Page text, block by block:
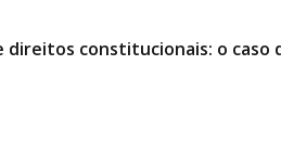
constitucionais: o caso